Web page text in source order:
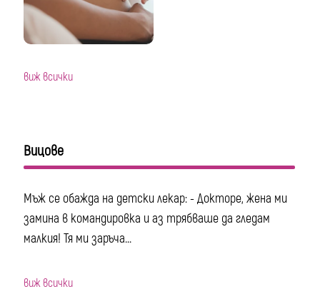
виж всички
Вицове
Мъж се обажда на детски лекар: - Докторе, жена ми
замина в командировка и аз трябваше да гледам
малкия! Тя ми заръча...
виж всички